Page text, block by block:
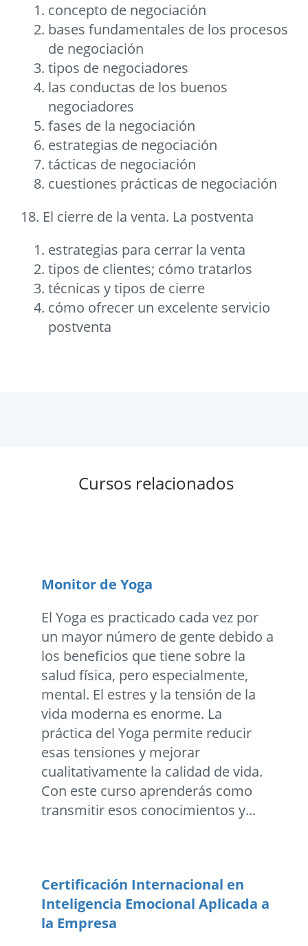
concepto de negociación
bases fundamentales de los procesos
de negociación
tipos de negociadores
las conductas de los buenos
negociadores
fases de la negociación
estrategias de negociación
tácticas de negociación
cuestiones prácticas de negociación
18. El cierre de la venta. La postventa
estrategias para cerrar la venta
tipos de clientes; cómo tratarlos
técnicas y tipos de cierre
cómo ofrecer un excelente servicio
postventa
Cursos relacionados
Monitor de Yoga
El Yoga es practicado cada vez por
un mayor número de gente debido a
los beneficios que tiene sobre la
salud física, pero especialmente,
mental. El estres y la tensión de la
vida moderna es enorme. La
práctica del Yoga permite reducir
esas tensiones y mejorar
cualitativamente la calidad de vida.
Con este curso aprenderás como
transmitir esos conocimientos y...
Certificación Internacional en
Inteligencia Emocional Aplicada a
la Empresa